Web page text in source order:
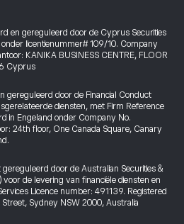
en gereguleerd door de Cyprus Securities
onder licentienummer# 109/10. Company
KANIKA BUSINESS CENTRE, FLOOR
Cyprus
gereguleerd door de Financial Conduct
diensten, met Firm Reference
in Engeland onder Company No.
24th floor, One Canada Square, Canary
door de Australian Securities &
voor de levering van financiële diensten en
Licence number: 491139. Registered
Sydney NSW 2000, Australia